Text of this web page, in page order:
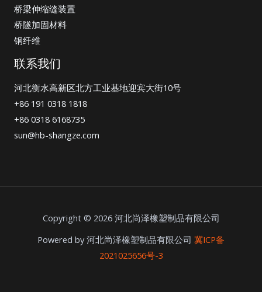
桥梁伸缩缝装置
桥隧加固材料
钢纤维
联系我们
河北衡水高新区北方工业基地迎宾大街10号
+86 191 0318 1818
+86 0318 6168735
sun@hb-shangze.com
Copyright © 2026 河北尚泽橡塑制品有限公司
Powered by 河北尚泽橡塑制品有限公司 冀ICP备
2021025656号-3